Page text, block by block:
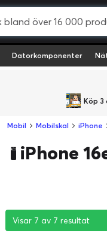
Datorkomponenter
Köp
Mobil Mobilskal iPhone
iPhone
Visar 7 av 7 resultat
Visar 7 av 7 resultat
Visar 7 av 7 resultat